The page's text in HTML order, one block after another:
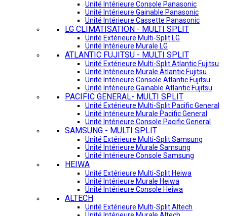
Unité Intérieure Console Panasonic
Unité Intérieure Gainable Panasonic
Unité Intérieure Cassette Panasonic
LG CLIMATISATION - MULTI SPLIT
Unité Extérieure Multi-Split LG
Unité Intérieure Murale LG
ATLANTIC FUJITSU - MULTI SPLIT
Unité Extérieure Multi-Split Atlantic Fujitsu
Unité Intérieure Murale Atlantic Fujitsu
Unité Intérieure Console Atlantic Fujitsu
Unité Intérieure Gainable Atlantic Fujitsu
PACIFIC GENERAL- MULTI SPLIT
Unité Extérieure Multi-Split Pacific General
Unité Intérieure Murale Pacific General
Unité Intérieure Console Pacific General
SAMSUNG - MULTI SPLIT
Unité Extérieure Multi-Split Samsung
Unité Intérieure Murale Samsung
Unité Intérieure Console Samsung
HEIWA
Unité Extérieure Multi-Split Heiwa
Unité Intérieure Murale Heiwa
Unité Intérieure Console Heiwa
ALTECH
Unité Extérieure Multi-Split Altech